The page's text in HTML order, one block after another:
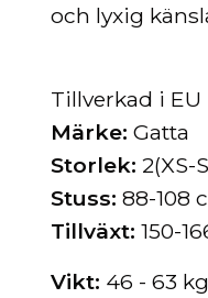
och lyxig
Tillverkad i EU
Märke: Gatta
Storlek: 2(XS-
Stuss: 88-108
Tillväxt: 150-
Vikt: 46 - 63 kg